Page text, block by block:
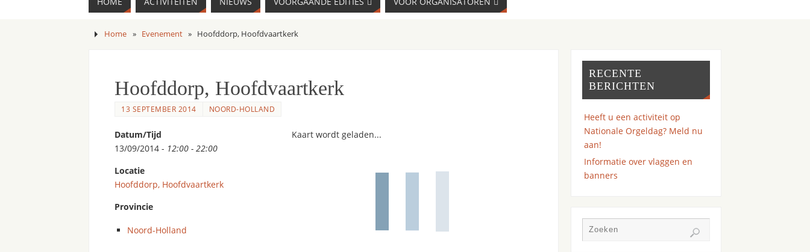
Home » Evenement » Hoofddorp, Hoofdvaartkerk
Hoofddorp, Hoofdvaartkerk
13 SEPTEMBER 2014 NOORD-HOLLAND
Kaart wordt geladen...
Datum/Tijd
13/09/2014 - 12:00 - 22:00
Locatie
Hoofddorp, Hoofdvaartkerk
Provincie
Noord-Holland
RECENTE
BERICHTEN
Heeft u een activiteit op
Nationale Orgeldag? Meld nu
aan!
Informatie over vlaggen en
banners